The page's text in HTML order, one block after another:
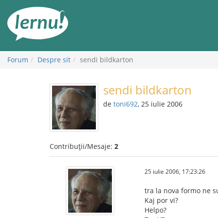
conținut
Forum Despre sit sendi bildkarton
sendi bildkarton
de toni692, 25 iulie 2006
Contribuții/Mesaje: 2
25 iulie 2006, 17:23:26
tra la nova formo ne
Kaj por vi?
Helpo?